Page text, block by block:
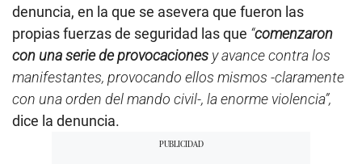
denuncia, en la que se asevera que fueron las
propias fuerzas de seguridad las que “comenzaron
con una serie de provocaciones y avance contra los
manifestantes, provocando ellos mismos -claramente
con una orden del mando civil-, la enorme violencia”,
dice la denuncia.